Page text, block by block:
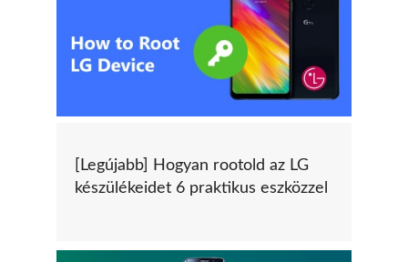
[Legújabb] Hogyan rootold az LG
készülékeidet 6 praktikus eszközzel